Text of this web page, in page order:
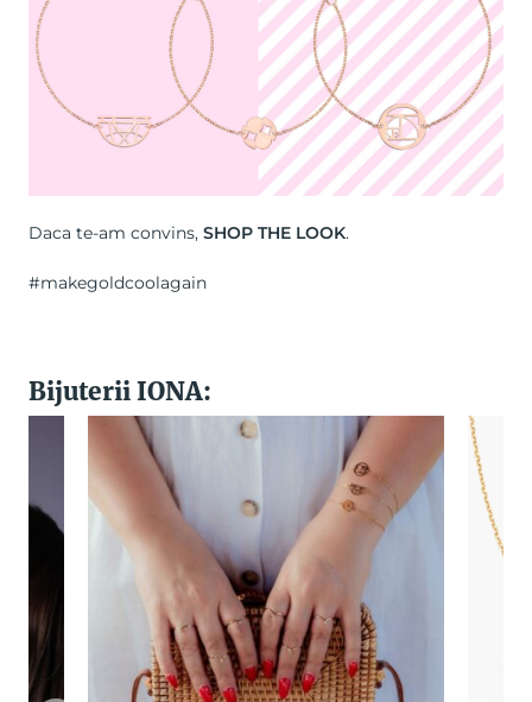
Daca te-am convins, SHOP THE LOOK.
#makegoldcoolagain
Bijuterii IONA: